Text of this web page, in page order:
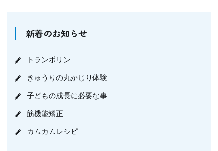
新着のお知らせ
トランポリン
きゅうりの丸かじり体験
子どもの成長に必要な事
筋機能矯正
カムカムレシピ